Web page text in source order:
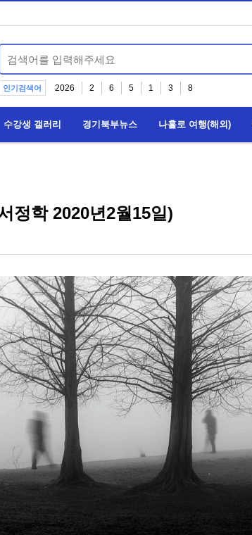
인기검색어 2026 2 6 5 1 3 8
수강생 갤러리 경기북부뉴스 나홀로 여행(해외)
정학 2020년2월15일)